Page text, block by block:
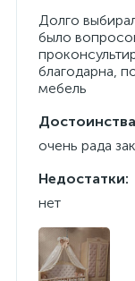
Долго
было
благодарна,
мебель
очень рада
Недостатки:
нет